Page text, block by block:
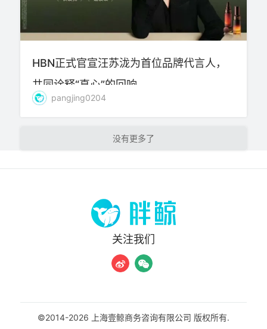
HBN正式官宣汪苏泷为首位品牌代言人，
共同诠释“真心”的回响
pangjing0204
加载更多
关注我们
©2014-2026 上海壹鲸商务咨询有限公司 版权所有.